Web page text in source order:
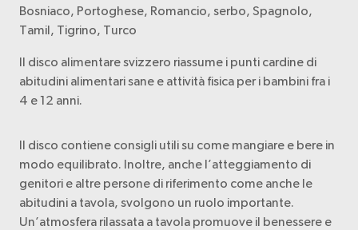
Bosniaco, Portoghese, Romancio, serbo, Spagnolo,
Tamil, Tigrino, Turco
Il disco alimentare svizzero riassume i punti cardine di
abitudini alimentari sane e attività fisica per i bambini fra i
4 e 12 anni.
Il disco contiene consigli utili su come mangiare e bere in
modo equilibrato. Inoltre, anche l’atteggiamento di
genitori e altre persone di riferimento come anche le
abitudini a tavola, svolgono un ruolo importante.
Un’atmosfera rilassata a tavola promuove il benessere e